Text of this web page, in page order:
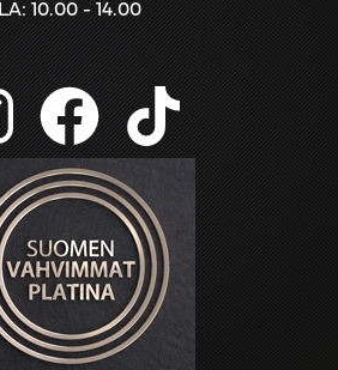
LA: 10.00 - 14.00